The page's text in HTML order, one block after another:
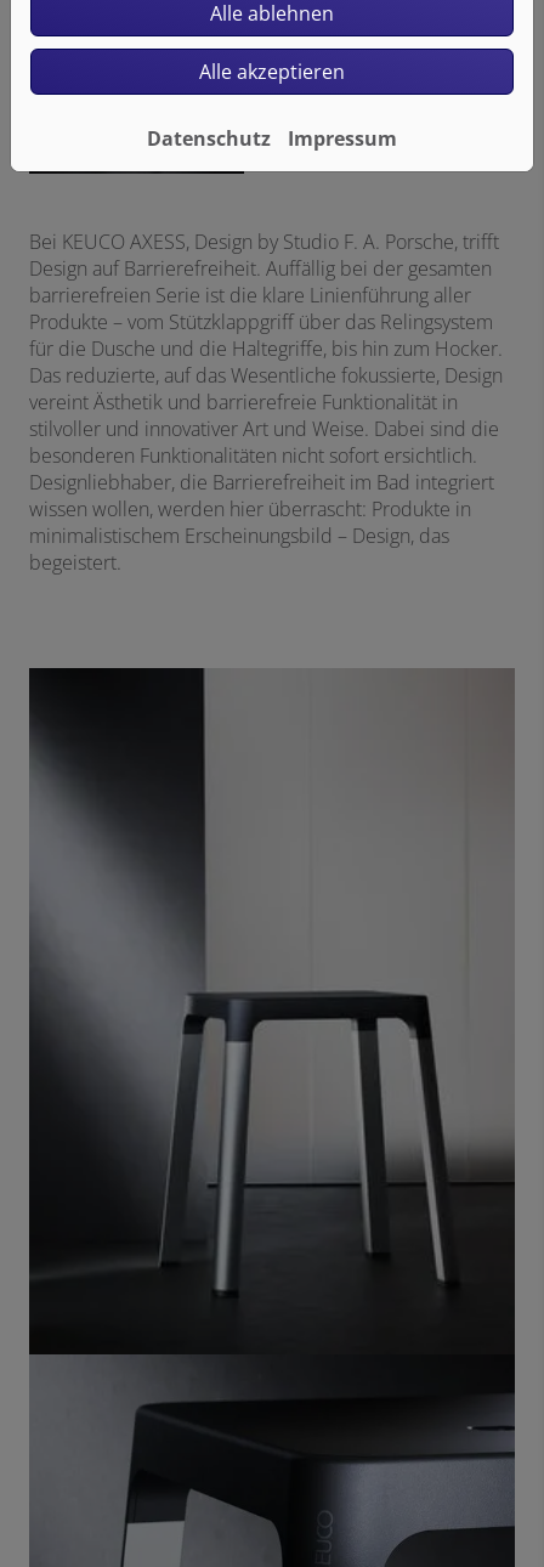
Bei KEUCO AXESS, Design by Studio F. A. Porsche, trifft
Design auf Barrierefreiheit. Auffällig bei der gesamten
barrierefreien Serie ist die klare Linienführung aller
Produkte – vom Stützklappgriff über das Relingsystem
für die Dusche und die Haltegriffe, bis hin zum Hocker.
Das reduzierte, auf das Wesentliche fokussierte, Design
vereint Ästhetik und barrierefreie Funktionalität in
stilvoller und innovativer Art und Weise. Dabei sind die
besonderen Funktionalitäten nicht sofort ersichtlich.
Designliebhaber, die Barrierefreiheit im Bad integriert
wissen wollen, werden hier überrascht: Produkte in
minimalistischem Erscheinungsbild – Design, das
begeistert.
Alle ablehnen
Alle akzeptieren
Datenschutz Impressum